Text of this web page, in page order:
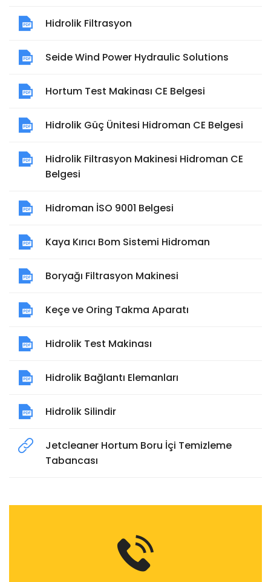
Hidrolik Filtrasyon
Seide Wind Power Hydraulic Solutions
Hortum Test Makinası CE Belgesi
Hidrolik Güç Ünitesi Hidroman CE Belgesi
Hidrolik Filtrasyon Makinesi Hidroman CE
Belgesi
Hidroman İSO 9001 Belgesi
Kaya Kırıcı Bom Sistemi Hidroman
Boryağı Filtrasyon Makinesi
Keçe ve Oring Takma Aparatı
Hidrolik Test Makinası
Hidrolik Bağlantı Elemanları
Hidrolik Silindir
Jetcleaner Hortum Boru İçi Temizleme
Tabancası